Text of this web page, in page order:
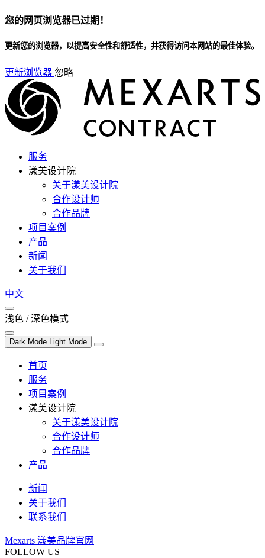
您的网页浏览器已过期！
更新您的浏览器，以提高安全性和舒适性，并获得访问本网站的最佳体验。
更新浏览器 忽略
服务
漾美设计院
关于漾美设计院
合作设计师
合作品牌
项目案例
产品
新闻
关于我们
中文
浅色 / 深色模式
Dark Mode Light Mode
首页
服务
项目案例
漾美设计院
关于漾美设计院
合作设计师
合作品牌
产品
新闻
关于我们
联系我们
Mexarts 漾美品牌官网
FOLLOW US